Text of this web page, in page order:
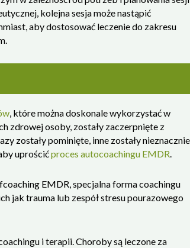
kolejna sesja może nastąpić
aby dostosować leczenie do zakresu
, które można doskonale wykorzystać w
zdrowej osoby, zostały zaczerpnięte z
zostały pominięte, inne zostały nieznacznie
uprościćproces autocoachingu EMDR.
EMDR, specjalna forma coachingu
jak trauma lub zespół stresu pourazowego
i terapii. Choroby są leczone za
stosowaniu REMSTIM 3000. Jestem
zrelaksowany i mniej zestresowany.
Jednocześnie wydaje się, że wyzwania